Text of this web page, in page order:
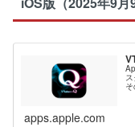
apps.apple.com